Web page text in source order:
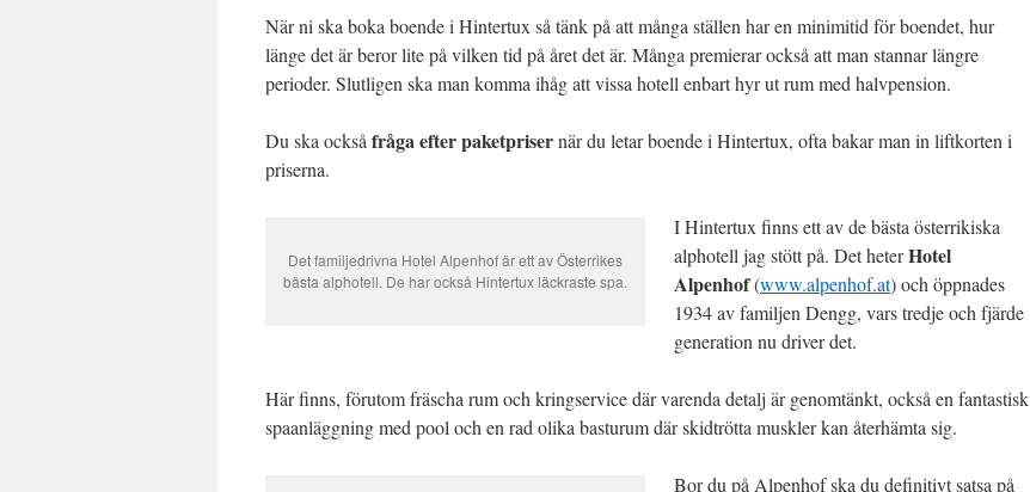
När ni ska boka boende i Hintertux så tänk på att många ställen har en minimitid för boendet, hur
länge det är beror lite på vilken tid på året det är. Många premierar också att man stannar längre
perioder. Slutligen ska man komma ihåg att vissa hotell enbart hyr ut rum med halvpension.
Du ska också fråga efter paketprisernär du letar boende i Hintertux, ofta bakar man in liftkorten i
priserna.
Det familjedrivna Hotel Alpenhof är ett av Österrikes
bästa alphotell. De har också Hintertux läckraste spa.
I Hintertux finns ett av de bästa österrikiska
alphotell jag stött på. Det heterHotel
Alpenhof(www.alpenhof.at) och öppnades
1934 av familjen Dengg, vars tredje och fjärde
generation nu driver det.
Här finns, förutom fräscha rum och kringservice där varenda detalj är genomtänkt, också en fantastisk
spaanläggning med pool och en rad olika basturum där skidtrötta muskler kan återhämta sig.
Bor du på Alpenhof ska du definitivt satsa på